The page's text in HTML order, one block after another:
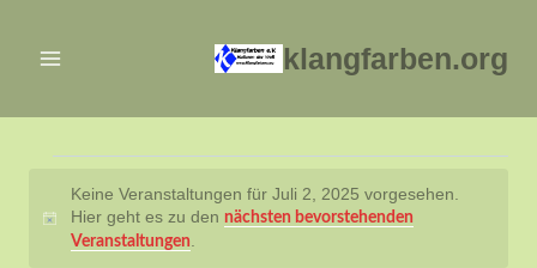
Inhalt
klangfarben.org
Veranstaltungen
für
Hinweis
Keine Veranstaltungen für Juli 2, 2025 vorgesehen.
Hier geht es zu den nächsten bevorstehenden
Veranstaltungen